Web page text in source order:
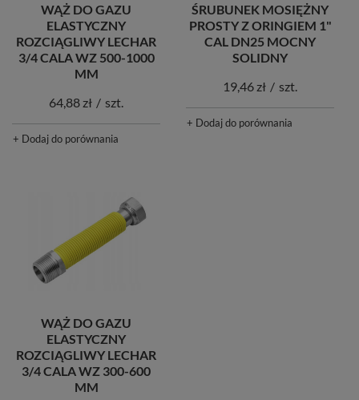
WĄŻ DO GAZU
ELASTYCZNY
ROZCIĄGLIWY LECHAR
3/4 CALA WZ 500-1000
MM
64,88 zł / szt.
+ Dodaj do porównania
ŚRUBUNEK MOSIĘŻNY
PROSTY Z ORINGIEM 1"
CAL DN25 MOCNY
SOLIDNY
19,46 zł / szt.
+ Dodaj do porównania
WĄŻ DO GAZU
ELASTYCZNY
ROZCIĄGLIWY LECHAR
3/4 CALA WZ 300-600
MM